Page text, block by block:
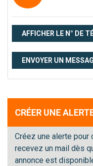
AFFICHER LE N° DE
ENVOYER UN
CRÉER UNE
Créez une alerte pour
recevez un mail dès
annonce est